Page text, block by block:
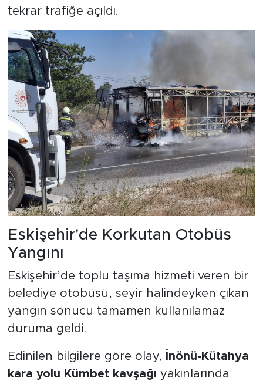
tekrar trafiğe açıldı.
Eskişehir'de Korkutan Otobüs
Yangını
Eskişehir’de toplu taşıma hizmeti veren bir
belediye otobüsü, seyir halindeyken çıkan
yangın sonucu tamamen kullanılamaz
duruma geldi.
Edinilen bilgilere göre olay,
İnönü-Kütahya
kara yolu Kümbet kavşağı yakınlarında